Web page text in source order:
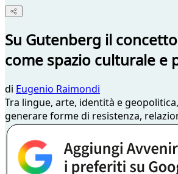
Su Gutenberg il
come spazio culturale e
di Eugenio Raimondi
Tra lingue, arte, identità e
generare forme di resistenza,